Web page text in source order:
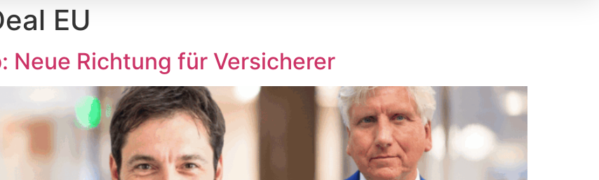
EU
Neue Richtung für Versicherer